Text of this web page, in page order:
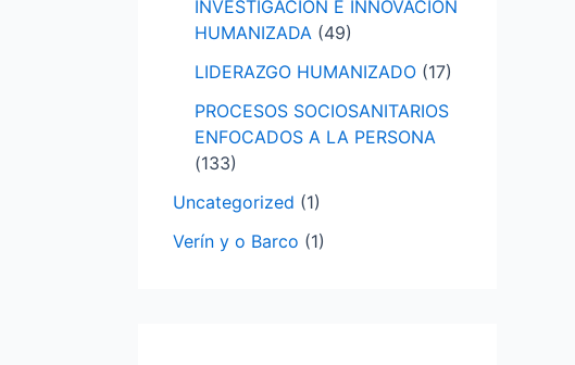
INVESTIGACIÓN E INNOVACIÓN
HUMANIZADA (49)
LIDERAZGO HUMANIZADO (17)
PROCESOS SOCIOSANITARIOS
ENFOCADOS A LA PERSONA
(133)
Uncategorized (1)
Verín y o Barco (1)